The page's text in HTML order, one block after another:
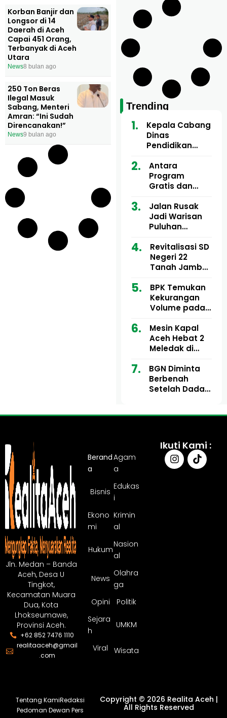
Korban Banjir dan
Longsor di 14
Daerah di Aceh
Capai 451 Orang,
Terbanyak di Aceh
Utara
News8 bulan ago
250 Ton Beras
Ilegal Masuk
Sabang, Menteri
Amran: “Ini Sudah
Direncanakan!”
News9 bulan ago
Trending
Kepala Cabang
Dinas
Pendidikan
Utara Buka
Pelatihan Deep
Learning serta
Artifisial bagi
Guru
Matematika
Antara
Program
Gratis dan
Motor Imum
Gampong, Uji
Nyali APH
Bermain di
Balik Rp250
Ribu
Jalan Rusak
Jadi Warisan
Puluhan
dan Tgk
Muharuddin
Kini Didesak
Revitalisasi SD
Negeri 22
Tanah Jambo
Miliar Tuai
Sorotan, Publik
Pertanyakan
Anggaran
BPK Temukan
Kekurangan
Volume pada
Aceh Utara
Tahun 2024,
Pengembalian
Sepenuhnya
Tuntas
Mesin Kapal
Aceh Hebat 2
Meledak di
Ulee Lheue, 14
Orang Derita
Luka Bakar
BGN Diminta
Berbenah
Setelah Dadan
Jln. Medan – Banda
Aceh, Desa U
Tingkot,
Kecamatan Muara
Dua, Kota
Lhokseumawe,
Provinsi Aceh.
+62 852 7476 1110
realitaaceh@gmail
.com
Berand
a
Agam
a
Bisnis
Edukas
i
Ekono
mi
Krimin
al
Hukum
Nasion
al
News
Olahra
ga
Opini
Politik
Sejara
h
UMKM
Viral Wisata
Ikuti Kami :
Tentang KamiRedaksi
Pedoman Dewan Pers
Copyright © 2026 Realita Aceh |
All Rights Reserved